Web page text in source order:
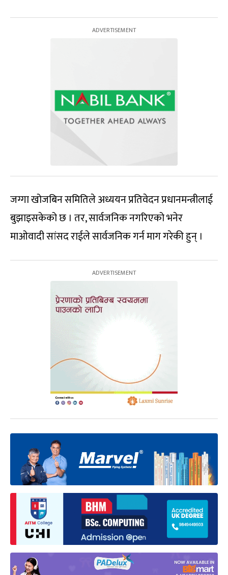
जग्गा खोजबिन समितिले अध्ययन प्रतिवेदन प्रधानमन्त्रीलाई
बुझाइसकेको छ । तर, सार्वजनिक नगरिएको भनेर
माओवादी सांसद राईले सार्वजनिक गर्न माग गरेकी हुन् ।